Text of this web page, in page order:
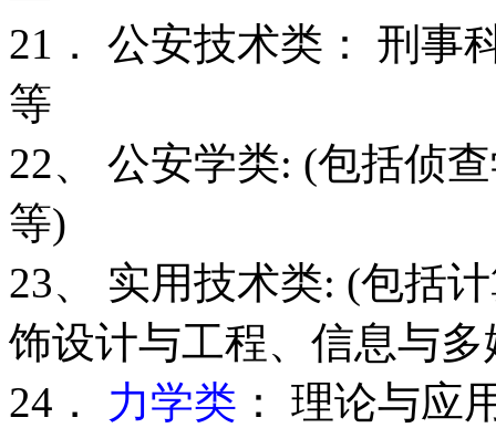
21． 公安技术类： 刑事
等
22、 公安学类: (包括侦
等)
23、 实用技术类: (包括
饰设计与工程、信息与
24． 力学类 ： 理论与应